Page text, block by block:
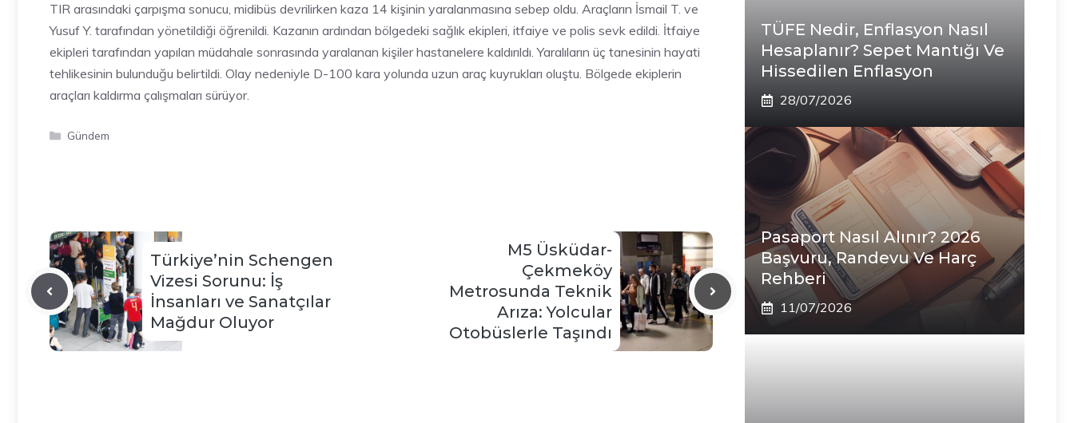
TIR arasındaki çarpışma sonucu, midibüs devrilirken kaza 14 kişinin yaralanmasına sebep oldu. Araçların İsmail T. ve
Yusuf Y. tarafından yönetildiği öğrenildi. Kazanın ardından bölgedeki sağlık ekipleri, itfaiye ve polis sevk edildi. İtfaiye
ekipleri tarafından yapılan müdahale sonrasında yaralanan kişiler hastanelere kaldırıldı. Yaralıların üç tanesinin hayati
tehlikesinin bulunduğu belirtildi. Olay nedeniyle D-100 kara yolunda uzun araç kuyrukları oluştu. Bölgede ekiplerin
araçları kaldırma çalışmaları sürüyor.
Kategoriler
Gündem
Türkiye’nin Schengen
Vizesi Sorunu: İş
İnsanları ve Sanatçılar
Mağdur Oluyor
M5 Üsküdar-
Çekmeköy
Metrosunda Teknik
Arıza: Yolcular
Otobüslerle Taşındı
TÜFE Nedir, Enflasyon Nasıl
Hesaplanır? Sepet Mantığı Ve
Hissedilen Enflasyon
28/07/2026
Pasaport Nasıl Alınır? 2026
Başvuru, Randevu Ve Harç
Rehberi
11/07/2026